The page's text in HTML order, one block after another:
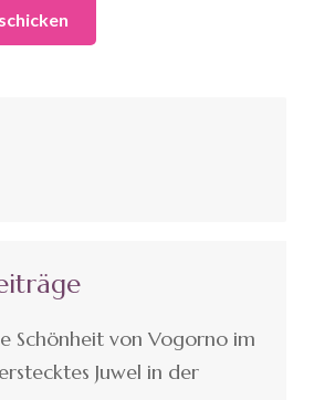
Schönheit von Vogorno im
Juwel in der